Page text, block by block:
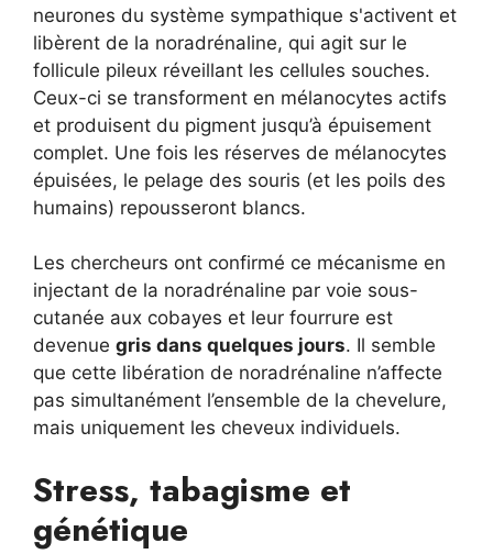
neurones du système sympathique s'activent et
libèrent de la noradrénaline, qui agit sur le
follicule pileux réveillant les cellules souches.
Ceux-ci se transforment en mélanocytes actifs
et produisent du pigment jusqu’à épuisement
complet. Une fois les réserves de mélanocytes
épuisées, le pelage des souris (et les poils des
humains) repousseront blancs.
Les chercheurs ont confirmé ce mécanisme en
injectant de la noradrénaline par voie sous-
cutanée aux cobayes et leur fourrure est
devenue gris dans quelques jours. Il semble
que cette libération de noradrénaline n’affecte
pas simultanément l’ensemble de la chevelure,
mais uniquement les cheveux individuels.
Stress, tabagisme et
génétique